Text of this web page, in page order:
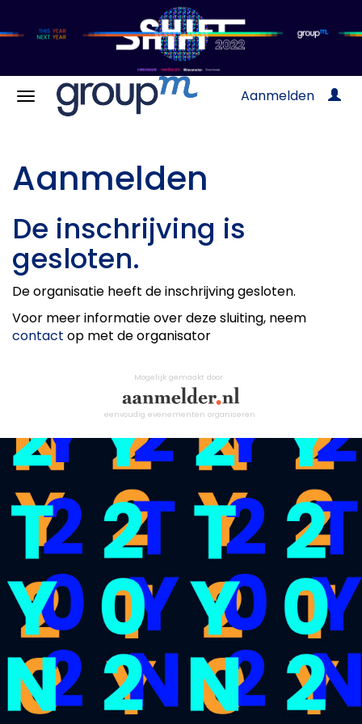
Aanmelden
Aanmelden
De inschrijving is
gesloten.
De organisatie heeft de inschrijving gesloten.
Voor meer informatie over deze sluiting, neem
contact op met de organisator
Mogelijk gemaakt door
eenvoudig evenementen organiseren